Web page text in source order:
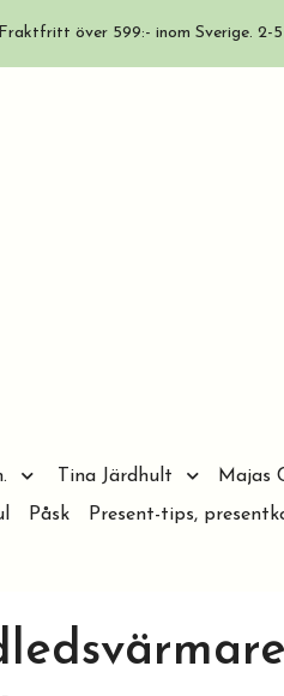
över 599:- inom Sverige. 2-
Tina Järdhult
Majas
Påsk
Present-tips,